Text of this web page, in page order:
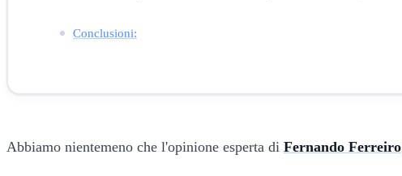
Conclusioni:
Abbiamo nientemeno che l'opinione esperta di Fernando Ferreiro